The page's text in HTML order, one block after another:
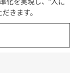
化を実現し、“人に
きます。